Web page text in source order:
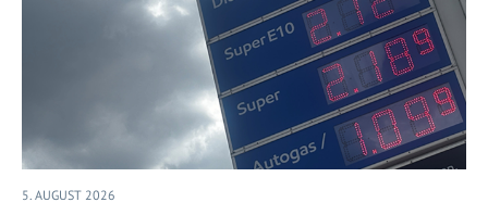
5. AUGUST 2026